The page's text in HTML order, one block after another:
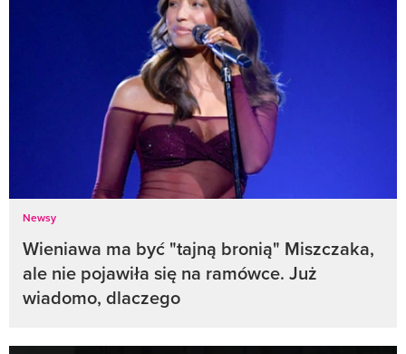
Newsy
Wieniawa ma być "tajną bronią" Miszczaka,
ale nie pojawiła się na ramówce. Już
wiadomo, dlaczego